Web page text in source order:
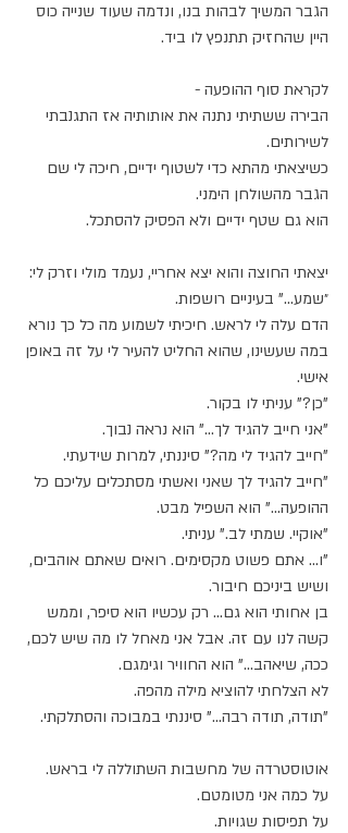
הגבר המשיך לבהות בנו, ונדמה שעוד שנייה כוס
היין שהחזיק תתנפץ לו ביד. ⁣
לקראת סוף ההופעה - ⁣
הבירה ששתיתי נתנה את אותותיה אז התגנבתי
לשירותים. ⁣
כשיצאתי מהתא כדי לשטוף ידיים, חיכה לי שם
הגבר מהשולחן הימני. ⁣
הוא גם שטף ידיים ולא הפסיק להסתכל. ⁣
יצאתי החוצה והוא יצא אחריי, נעמד מולי וזרק לי:
״שמע..." בעיניים רושפות.⁣
הדם עלה לי לראש. חיכיתי לשמוע מה כל כך נורא
במה שעשינו, שהוא החליט להעיר לי על זה באופן
אישי.⁣
"כן?" עניתי לו בקור.⁣
"אני חייב להגיד לך..." הוא נראה נבוך.⁣
"חייב להגיד לי מה?" סיננתי, למרות שידעתי.⁣
"חייב להגיד לך שאני ואשתי מסתכלים עליכם כל
ההופעה..." הוא השפיל מבט.⁣
"אוקיי. שמתי לב." עניתי.⁣
"ו... אתם פשוט מקסימים. רואים שאתם אוהבים,
ושיש ביניכם חיבור. ⁣
בן אחותי הוא גם... רק עכשיו הוא סיפר, וממש
קשה לנו עם זה. אבל אני מאחל לו מה שיש לכם,
ככה, שיאהב..." הוא החוויר וגימגם.⁣
לא הצלחתי להוציא מילה מהפה.⁣
"תודה, תודה רבה..." סיננתי במבוכה והסתלקתי.⁣
אוטוסטרדה של מחשבות השתוללה לי בראש. ⁣
על כמה אני מטומטם. ⁣
על תפיסות שגויות. ⁣